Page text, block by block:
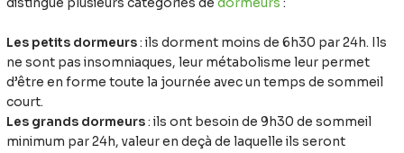
distingue plusieurs catégories dedormeurs :
Les petits dormeurs: ils dorment moins de 6h30 par 24h. Ils
ne sont pas insomniaques, leur métabolisme leur permet
d’être en forme toute la journée avec un temps de sommeil
court.
Les grands dormeurs: ils ont besoin de 9h30 de sommeil
minimum par 24h, valeur en deçà de laquelle ils seront